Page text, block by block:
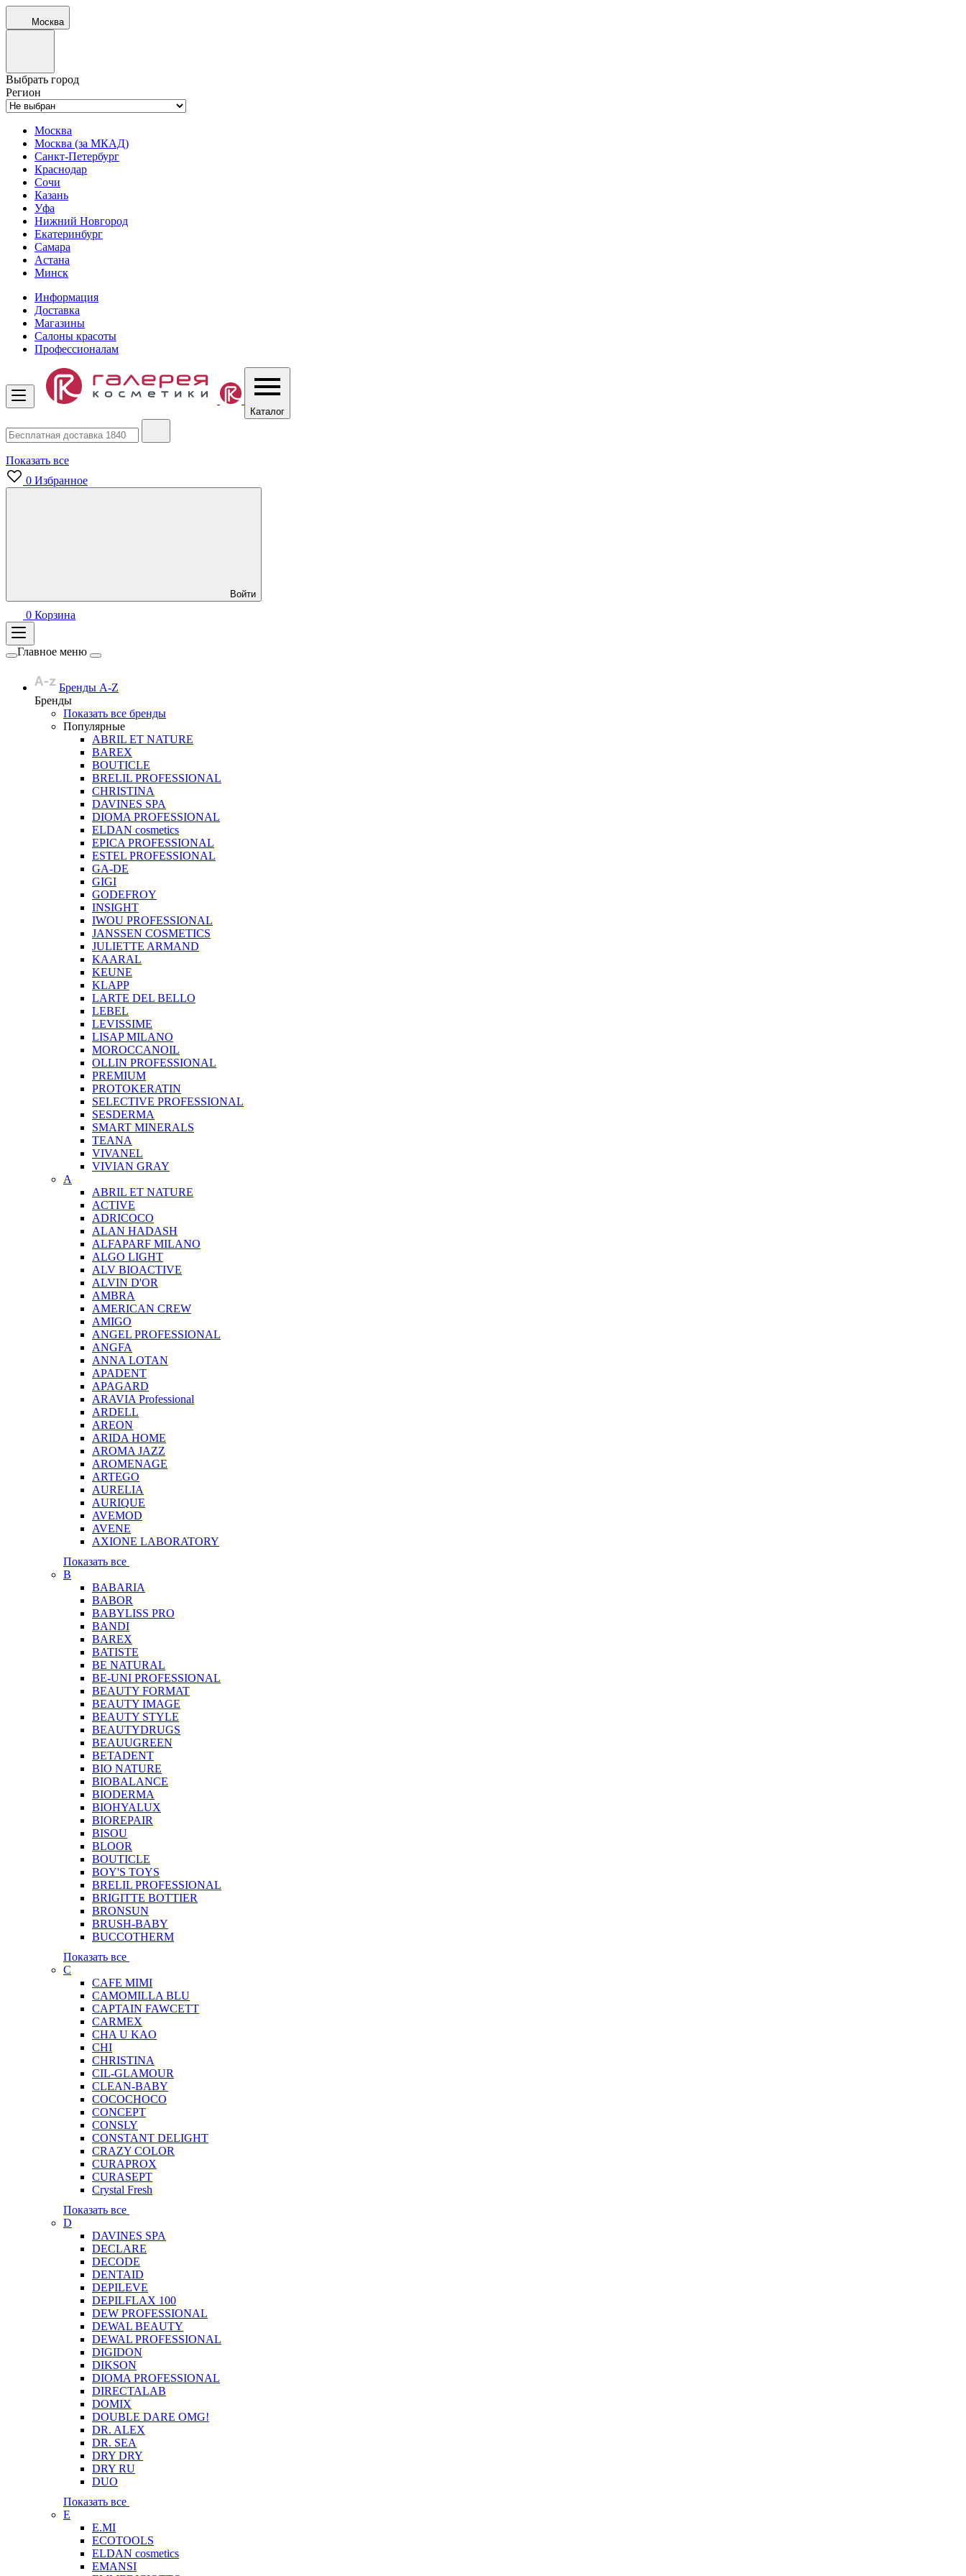
Москва
Выбрать город
Регион
Москва
Москва (за МКАД)
Санкт-Петербург
Краснодар
Сочи
Казань
Уфа
Нижний Новгород
Екатеринбург
Самара
Астана
Минск
Информация
Доставка
Магазины
Салоны красоты
Профессионалам
Каталог
Показать все
0 Избранное
Войти
0 Корзина
Главное меню
Бренды A-Z
Бренды
Показать все бренды
Популярные
ABRIL ET NATURE
BAREX
BOUTICLE
BRELIL PROFESSIONAL
CHRISTINA
DAVINES SPA
DIOMA PROFESSIONAL
ELDAN cosmetics
EPICA PROFESSIONAL
ESTEL PROFESSIONAL
GA-DE
GIGI
GODEFROY
INSIGHT
IWOU PROFESSIONAL
JANSSEN COSMETICS
JULIETTE ARMAND
KAARAL
KEUNE
KLAPP
LARTE DEL BELLO
LEBEL
LEVISSIME
LISAP MILANO
MOROCCANOIL
OLLIN PROFESSIONAL
PREMIUM
PROTOKERATIN
SELECTIVE PROFESSIONAL
SESDERMA
SMART MINERALS
TEANA
VIVANEL
VIVIAN GRAY
A
ABRIL ET NATURE
ACTIVE
ADRICOCO
ALAN HADASH
ALFAPARF MILANO
ALGO LIGHT
ALV BIOACTIVE
ALVIN D'OR
AMBRA
AMERICAN CREW
AMIGO
ANGEL PROFESSIONAL
ANGFA
ANNA LOTAN
APADENT
APAGARD
ARAVIA Professional
ARDELL
AREON
ARIDA HOME
AROMA JAZZ
AROMENAGE
ARTEGO
AURELIA
AURIQUE
AVEMOD
AVENE
AXIONE LABORATORY
Показать все
B
BABARIA
BABOR
BABYLISS PRO
BANDI
BAREX
BATISTE
BE NATURAL
BE-UNI PROFESSIONAL
BEAUTY FORMAT
BEAUTY IMAGE
BEAUTY STYLE
BEAUTYDRUGS
BEAUUGREEN
BETADENT
BIO NATURE
BIOBALANCE
BIODERMA
BIOHYALUX
BIOREPAIR
BISOU
BLOOR
BOUTICLE
BOY'S TOYS
BRELIL PROFESSIONAL
BRIGITTE BOTTIER
BRONSUN
BRUSH-BABY
BUCCOTHERM
Показать все
C
CAFE MIMI
CAMOMILLA BLU
CAPTAIN FAWCETT
CARMEX
CHA U KAO
CHI
CHRISTINA
CIL-GLAMOUR
CLEAN-BABY
COCOCHOCO
CONCEPT
CONSLY
CONSTANT DELIGHT
CRAZY COLOR
CURAPROX
CURASEPT
Crystal Fresh
Показать все
D
DAVINES SPA
DECLARE
DECODE
DENTAID
DEPILEVE
DEPILFLAX 100
DEW PROFESSIONAL
DEWAL BEAUTY
DEWAL PROFESSIONAL
DIGIDON
DIKSON
DIOMA PROFESSIONAL
DIRECTALAB
DOMIX
DOUBLE DARE OMG!
DR. ALEX
DR. SEA
DRY DRY
DRY RU
DUO
Показать все
E
E.MI
ECOTOOLS
ELDAN cosmetics
EMANSI